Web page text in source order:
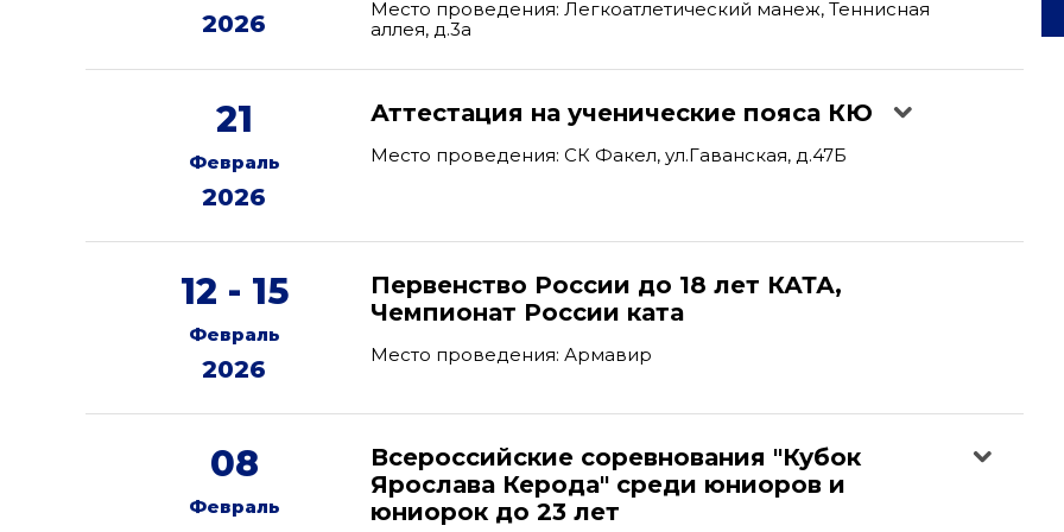
2026
Место проведения: Легкоатлетический манеж, Теннисная
аллея, д.3а
21
Февраль
2026
Аттестация на ученические пояса КЮ
Место проведения: СК Факел, ул.Гаванская, д.47Б
12 - 15
Февраль
2026
Первенство России до 18 лет КАТА,
Чемпионат России ката
Место проведения: Армавир
08
Февраль
Всероссийские соревнования "Кубок
Ярослава Керода" среди юниоров и
юниорок до 23 лет